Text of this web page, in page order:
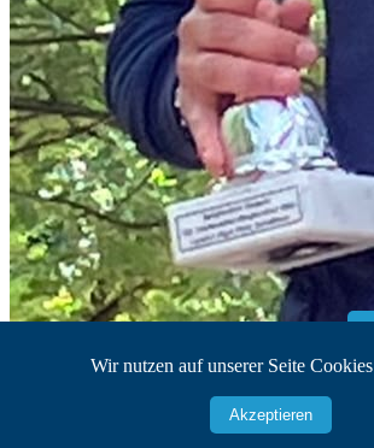
Wir nutzen auf unserer Seite Cookies
Akzeptieren